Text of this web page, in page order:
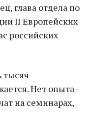
глава отдела по
II Европейских
российских
тысяч
Нет опыта -
на семинарах,